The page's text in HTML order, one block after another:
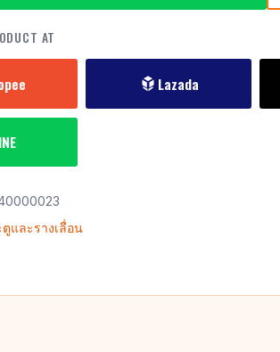
AT
Lazada
และรางเลื่อน